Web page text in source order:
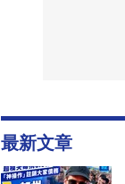
最新文章